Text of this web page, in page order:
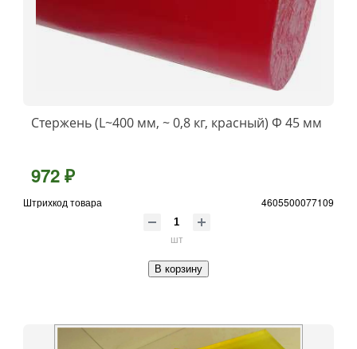
Стержень (L~400 мм, ~ 0,8 кг, красный) Ф 45 мм
972 ₽
Штрихкод товара 4605500077109
шт
В корзину